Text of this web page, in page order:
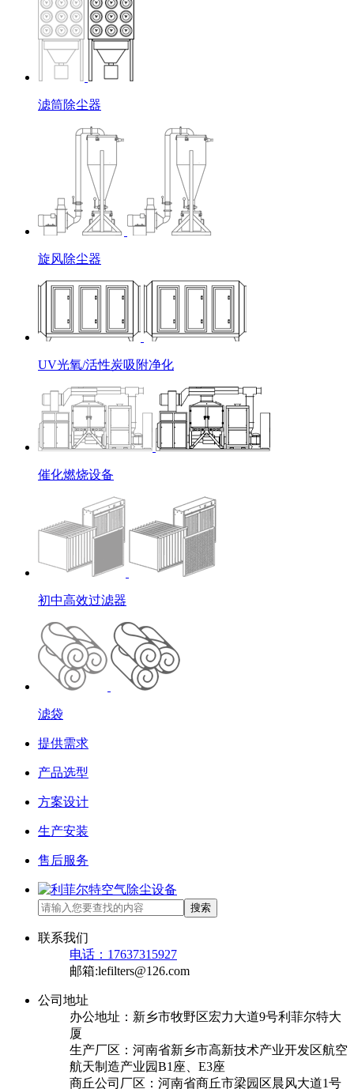
滤筒除尘器
旋风除尘器
UV光氧/活性炭吸附净化
催化燃烧设备
初中高效过滤器
滤袋
提供需求
产品选型
方案设计
生产安装
售后服务
搜索
联系我们
电话：17637315927
邮箱:lefilters@126.com
公司地址
办公地址：新乡市牧野区宏力大道9号利菲尔特大
厦
生产厂区：河南省新乡市高新技术产业开发区航空
航天制造产业园B1座、E3座
商丘公司厂区：河南省商丘市梁园区晨风大道1号